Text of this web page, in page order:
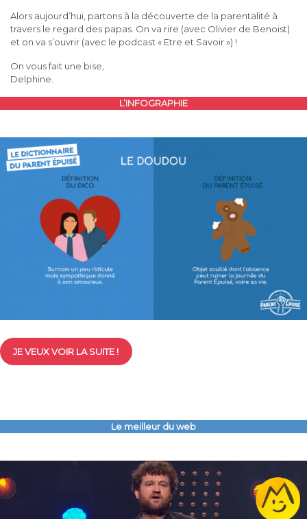
Alors aujourd’hui, partons à la découverte de la parentalité à
travers le regard des papas. On va rire (avec Olivier de Benoist)
et on va s’ouvrir (avec le podcast « Etre et Savoir ») !
On vous fait une bise,
Delphine.
L’INFOGRAPHIE
JE VEUX VOIR LA SUITE !
Le meilleur du web